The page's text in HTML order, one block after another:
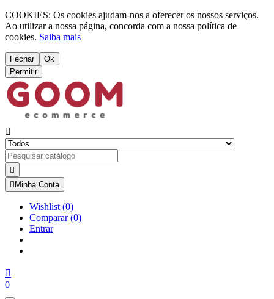
COOKIES: Os cookies ajudam-nos a oferecer os nossos serviços.
Ao utilizar a nossa página, concorda com a nossa política de
cookies. Saiba mais
Fechar
Ok
Permitir


 Minha Conta
Wishlist (0)
Comparar(0)
Entrar

0